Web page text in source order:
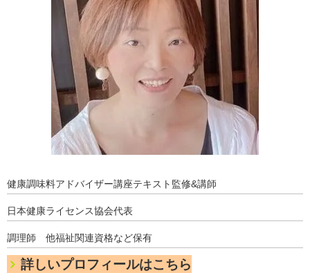
Close
健康調味料アドバイザー講座テキスト監修&講師
日本健康ライセンス協会代表
調理師 他福祉関連資格など保有
詳しいプロフィールはこちら